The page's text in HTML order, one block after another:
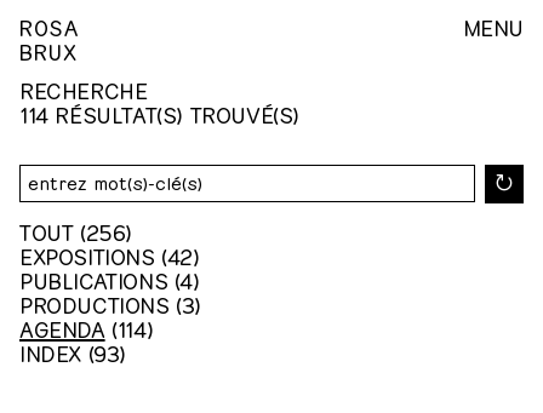
MENU
ROSA
BRUX
RECHERCHE
114 RÉSULTAT(S) TROUVÉ(S)
↻
TOUT(256)
EXPOSITIONS (42)
PUBLICATIONS (4)
PRODUCTIONS (3)
AGENDA (114)
INDEX(93)